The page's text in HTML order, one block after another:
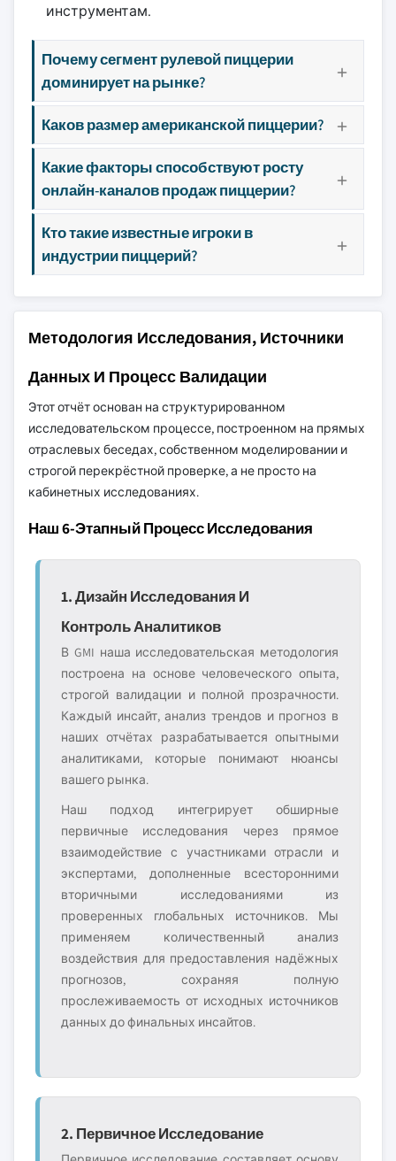
инструментам.
Почему сегмент рулевой пиццерии
доминирует на рынке?
Каков размер американской пиццерии?
Какие факторы способствуют росту
онлайн-каналов продаж пиццерии?
Кто такие известные игроки в
индустрии пиццерий?
Методология Исследования, Источники
Данных И Процесс Валидации
Этот отчёт основан на структурированном
исследовательском процессе, построенном на прямых
отраслевых беседах, собственном моделировании и
строгой перекрёстной проверке, а не просто на
кабинетных исследованиях.
Наш 6-Этапный Процесс Исследования
1. Дизайн Исследования И
Контроль Аналитиков
В GMI наша исследовательская методология
построена на основе человеческого опыта,
строгой валидации и полной прозрачности.
Каждый инсайт, анализ трендов и прогноз в
наших отчётах разрабатывается опытными
аналитиками, которые понимают нюансы
вашего рынка.
Наш подход интегрирует обширные
первичные исследования через прямое
взаимодействие с участниками отрасли и
экспертами, дополненные всесторонними
вторичными исследованиями из
проверенных глобальных источников. Мы
применяем количественный анализ
воздействия для предоставления надёжных
прогнозов, сохраняя полную
прослеживаемость от исходных источников
данных до финальных инсайтов.
2. Первичное Исследование